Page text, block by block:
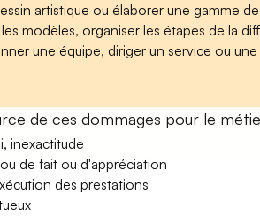
artistique ou élaborer une gamme
modèles, organiser les étapes de la
une équipe, diriger un service ou une
de ces dommages pour le
inexactitude
de fait ou d'appréciation
des prestations